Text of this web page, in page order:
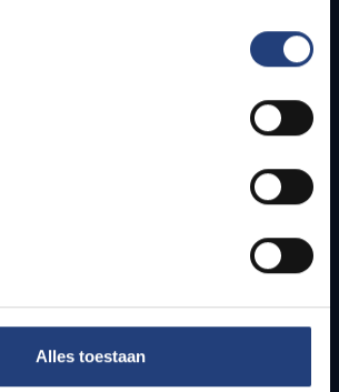
Alles toestaan
to the VUB campuses